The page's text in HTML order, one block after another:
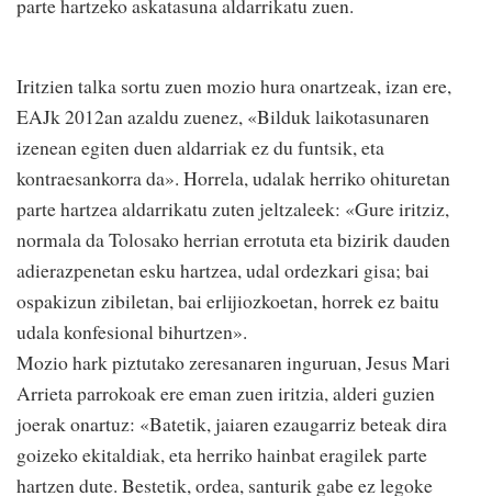
Iritzien talka sortu zuen mozio hura onartzeak, izan ere,
EAJk 2012an azaldu zuenez, «Bilduk laikotasunaren
izenean egiten duen aldarriak ez du funtsik, eta
kontraesankorra da». Horrela, udalak herriko ohituretan
parte hartzea aldarrikatu zuten jeltzaleek: «Gure iritziz,
normala da Tolosako herrian errotuta eta bizirik dauden
adierazpenetan esku hartzea, udal ordezkari gisa; bai
ospakizun zibiletan, bai erlijiozkoetan, horrek ez baitu
udala konfesional bihurtzen».
Mozio hark piztutako zeresanaren inguruan, Jesus Mari
Arrieta parrokoak ere eman zuen iritzia, alderi guzien
joerak onartuz: «Batetik, jaiaren ezaugarriz beteak dira
goizeko ekitaldiak, eta herriko hainbat eragilek parte
hartzen dute. Bestetik, ordea, santurik gabe ez legoke